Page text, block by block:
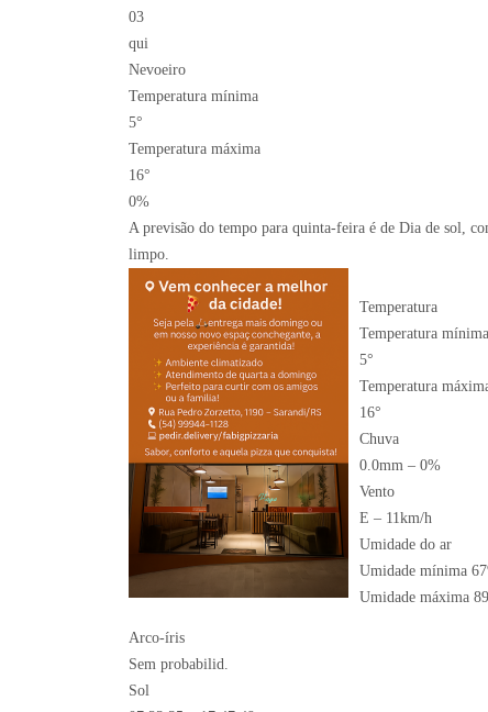
03
qui
Nevoeiro
Temperatura mínima
5°
Temperatura máxima
16°
0%
A previsão do tempo para quinta-feira é de Dia de sol,
limpo.
Temperatura
Temperatura mínima
5°
Temperatura
16°
Chuva
0.0mm – 0%
Vento
E – 11km/h
Umidade do ar
Umidade mínima
Umidade máxima
Arco-íris
Sem probabilid.
Sol